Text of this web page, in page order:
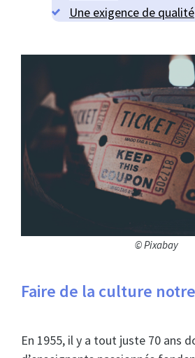
Une exigence de qualité
© Pixabay
Faire de la culture
En 1955, il y a tout juste 70 ans